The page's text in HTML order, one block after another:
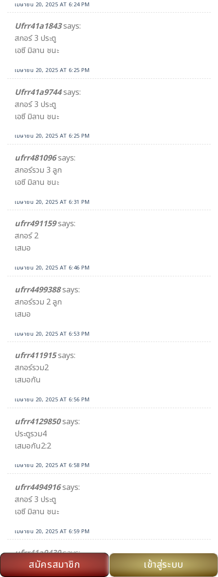
เมษายน 20, 2025 AT 6:24 PM
Ufrr41a1843says:
สกอร์ 3 ประตู
เอซี มิลาน ชนะ
เมษายน 20, 2025 AT 6:25 PM
Ufrr41a9744says:
สกอร์ 3 ประตู
เอซี มิลาน ชนะ
เมษายน 20, 2025 AT 6:25 PM
ufrr481096says:
สกอร์รวม 3 ลูก
เอซี มิลาน ชนะ
เมษายน 20, 2025 AT 6:31 PM
ufrr491159says:
สกอร์ 2
เสมอ
เมษายน 20, 2025 AT 6:46 PM
ufrr4499388says:
สกอร์รวม 2 ลูก
เสมอ
เมษายน 20, 2025 AT 6:53 PM
ufrr411915says:
สกอร์รวม2
เสมอกัน
เมษายน 20, 2025 AT 6:56 PM
ufrr4129850says:
ประตูรวม4
เสมอกัน2:2
เมษายน 20, 2025 AT 6:58 PM
ufrr4494916says:
สกอร์ 3 ประตู
เอซี มิลาน ชนะ
เมษายน 20, 2025 AT 6:59 PM
ufrr41a9430says:
สกอร์ 3 ประตู
สมัครสมาชิก เข้าสู่ระบบ